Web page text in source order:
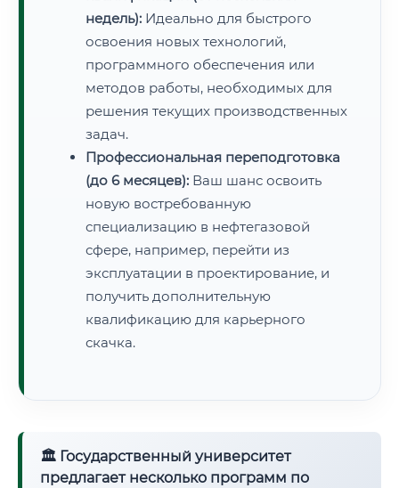
недель): Идеально для быстрого
освоения новых технологий,
программного обеспечения или
методов работы, необходимых для
решения текущих производственных
задач.
Профессиональная переподготовка
(до 6 месяцев): Ваш шанс освоить
новую востребованную
специализацию в нефтегазовой
сфере, например, перейти из
эксплуатации в проектирование, и
получить дополнительную
квалификацию для карьерного
скачка.
🏛 Государственный университет
предлагает несколько программ по